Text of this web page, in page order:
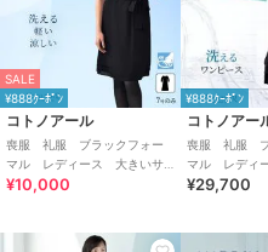
SALE
¥888ｸｰﾎﾟﾝ
コトノアール
喪服 礼服 ブラックフォー
マル レディース 大きいサ
イズ 夏 夏用 日本製
¥10,000
¥888ｸｰﾎﾟﾝ
コトノアー
喪服 礼服 ブ
マル レディ
イズ 夏 夏
¥29,700